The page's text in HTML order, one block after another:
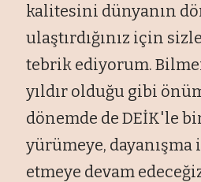
kalitesini dünyanın
ulaştırdığınız için
tebrik ediyorum.
yıldır olduğu gibi
dönemde de DEİK'le
yürümeye,
etmeye devam